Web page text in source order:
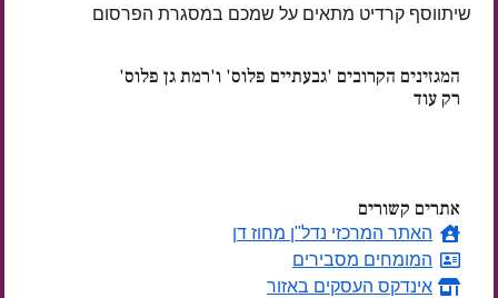
שיתווסף קרדיט מתאים על שמכם במסגרת הפרסום
המגזינים הקרובים 'גבעתיים פלוס' ו'רמת גן פלוס'
רק עוד
אתרים קשורים
האתר המרכזי נדל"ן מחוז דן
המומחים מסבירים
אינדקס העסקים באזור